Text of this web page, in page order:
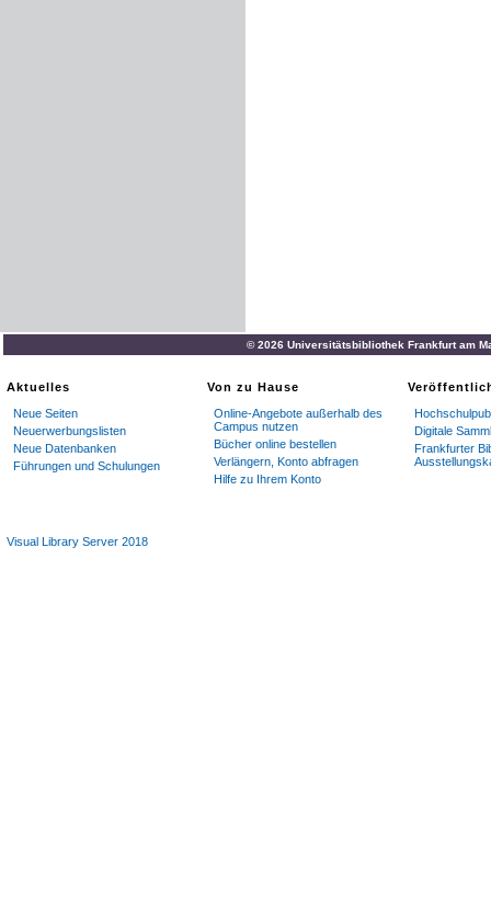
© 2026 Universitätsbibliothek Frankfurt am
Aktuelles
Neue Seiten
Neuerwerbungslisten
Neue Datenbanken
Führungen und Schulungen
Von zu Hause
Online-Angebote außerhalb des
Campus nutzen
Bücher online bestellen
Verlängern, Konto abfragen
Hilfe zu Ihrem Konto
Digitale
Frankfurter
Visual Library Server 2018